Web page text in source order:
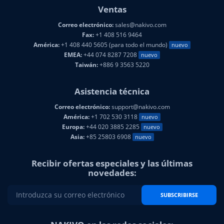
Ventas
Correo electrónico:sales@nakivo.com
Fax:+1 408 516 9464
América:+1 408 440 5605 (para todo el mundo) nuevo
EMEA:+44 074 8287 7208 nuevo
Taiwán:+886 9 3563 5220
Asistencia técnica
Correo electrónico:support@nakivo.com
América:+1 702 530 3118 nuevo
Europa:+44 020 3885 2285 nuevo
Asia:+85 25803 6908 nuevo
Recibir ofertas especiales y las últimas
novedades:
SUBSCRIBIRSE